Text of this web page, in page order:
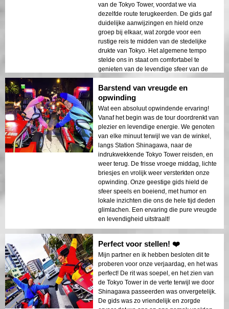
van de Tokyo Tower, voordat we via
dezelfde route terugkeerden. De gids gaf
duidelijke aanwijzingen en hield onze
groep bij elkaar, wat zorgde voor een
rustige reis te midden van de stedelijke
drukte van Tokyo. Het algemene tempo
stelde ons in staat om comfortabel te
genieten van de levendige sfeer van de
stad en de iconische uitzichten, waardoor
het een zeer aangename excursie was.
Barstend van vreugde en
opwinding
Wat een absoluut opwindende ervaring!
Vanaf het begin was de tour doordrenkt van
plezier en levendige energie. We genoten
van elke minuut terwijl we van de winkel,
langs Station Shinagawa, naar de
indrukwekkende Tokyo Tower reisden, en
weer terug. De frisse vroege middag, lichte
briesjes en vrolijk weer versterkten onze
opwinding. Onze geestige gids hield de
sfeer speels en boeiend, met humor en
lokale inzichten die ons de hele tijd deden
glimlachen. Een ervaring die pure vreugde
en levendigheid uitstraalt!
Perfect voor stellen! ❤️
Mijn partner en ik hebben besloten dit te
proberen voor onze verjaardag, en het was
perfect! De rit was soepel, en het zien van
de Tokyo Tower in de verte terwijl we door
Shinagawa passeerden was onvergetelijk.
De gids was zo vriendelijk en zorgde